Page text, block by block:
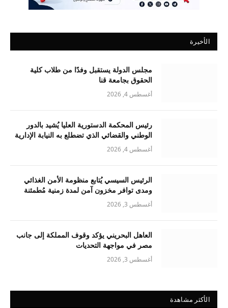
الأخيرة
مجلس الدولة يستقبل وفدًا من طلاب كلية
الحقوق بجامعة قنا
أغسطس 4, 2026
رئيس المحكمة الدستورية العليا يُشيد بالدور
الوطني والقضائي الذي تضطلع به النيابة الإدارية
أغسطس 4, 2026
الرئيس السيسي يُتابع منظومة الأمن الغذائي
ومدى توافر مخزون آمن لمدة زمنية مُطمئنة
أغسطس 3, 2026
العاهل البحريني يؤكد وقوف المملكة إلى جانب
مصر في مواجهة التحديات
أغسطس 3, 2026
الأكثر مشاهدة